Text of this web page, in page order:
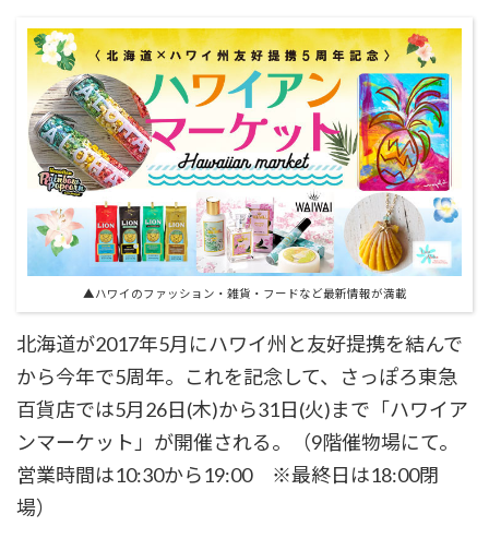
▲ハワイのファッション・雑貨・フードなど最新情報が満載
北海道が2017年5月にハワイ州と友好提携を結んで
から今年で5周年。これを記念して、さっぽろ東急
百貨店では5月26日(木)から31日(火)まで「ハワイア
ンマーケット」が開催される。（9階催物場にて。
営業時間は10:30から19:00 ※最終日は18:00閉
場）